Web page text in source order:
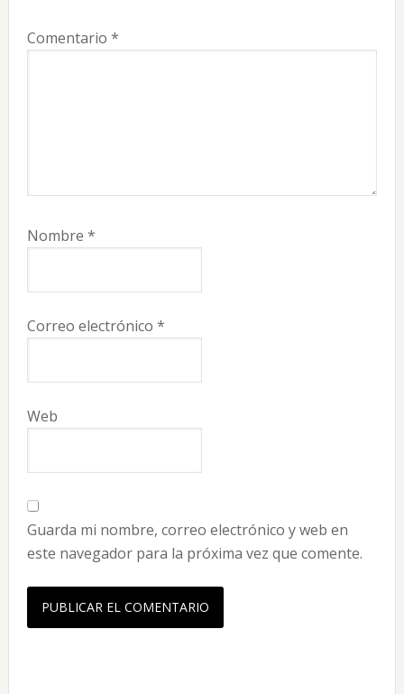
Comentario *
Nombre *
Correo electrónico *
Web
Guarda mi nombre, correo electrónico y web en
este navegador para la próxima vez que comente.